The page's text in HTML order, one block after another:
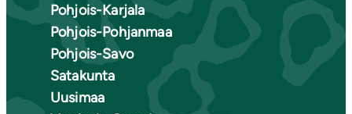
Pohjois-Karjala
Pohjois-Pohjanmaa
Pohjois-Savo
Satakunta
Uusimaa